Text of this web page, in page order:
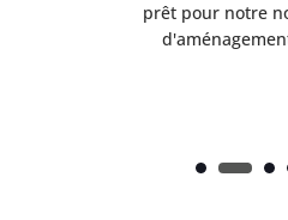
prêt pour notre